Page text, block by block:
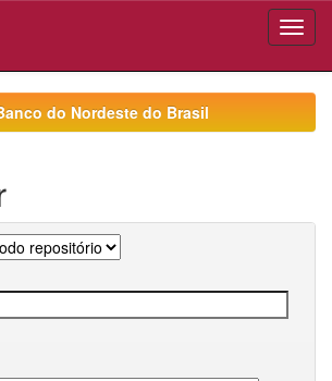
do Nordeste do Brasil